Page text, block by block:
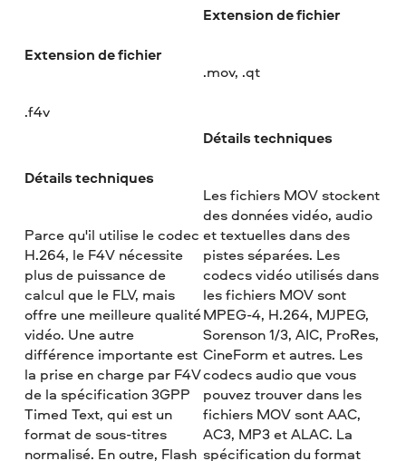
Extension de fichier
.f4v
Détails techniques
Parce qu'il utilise le codec
H.264, le F4V nécessite
plus de puissance de
calcul que le FLV, mais
offre une meilleure qualité
vidéo. Une autre
différence importante est
la prise en charge par F4V
de la spécification 3GPP
Timed Text, qui est un
format de sous-titres
normalisé. En outre, Flash
Extension de fichier
.mov, .qt
Détails techniques
Les fichiers MOV stockent
des données vidéo, audio
et textuelles dans des
pistes séparées. Les
codecs vidéo utilisés dans
les fichiers MOV sont
MPEG-4, H.264, MJPEG,
Sorenson 1/3, AIC, ProRes,
CineForm et autres. Les
codecs audio que vous
pouvez trouver dans les
fichiers MOV sont AAC,
AC3, MP3 et ALAC. La
spécification du format